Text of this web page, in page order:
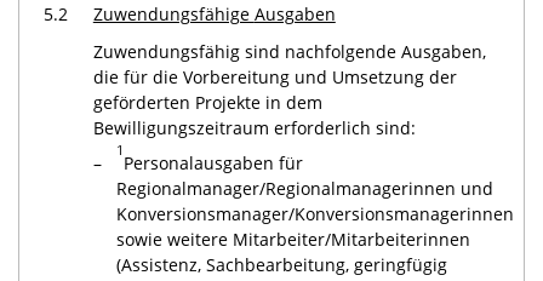
5.2
Zuwendungsfähige Ausgaben
Zuwendungsfähig sind nachfolgende Ausgaben,
die für die Vorbereitung und Umsetzung der
geförderten Projekte in dem
Bewilligungszeitraum erforderlich sind:
–
1
Personalausgaben für
Regionalmanager/Regionalmanagerinnen und
Konversionsmanager/Konversionsmanagerinnen
sowie weitere Mitarbeiter/Mitarbeiterinnen
(Assistenz, Sachbearbeitung, geringfügig